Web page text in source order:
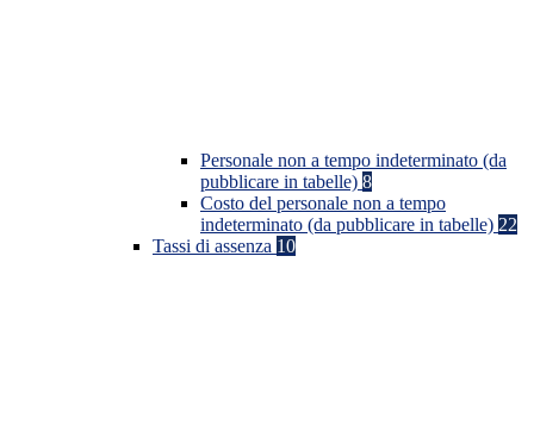
Personale non a tempo indeterminato (da
pubblicare in tabelle) 8
Costo del personale non a tempo
indeterminato (da pubblicare in tabelle) 22
Tassi di assenza 10